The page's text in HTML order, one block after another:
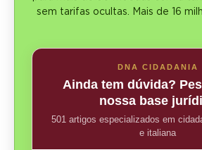
sem tarifas ocultas. Mais de 16
DNA CIDADANIA
Ainda tem dúvida?
nossa base
501 artigos especializados em
e italiana